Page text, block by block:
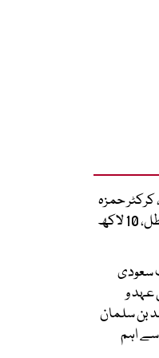
کرکٹر حمزہ
نذر 2 سال کے لیے معطل، 10 لاکھ
سعودی
عہد و
بن سلمان
سے اہم